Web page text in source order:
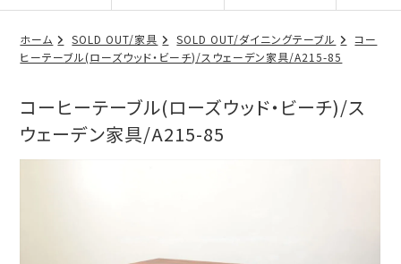
ホーム SOLD OUT/家具 SOLD OUT/ダイニングテーブル
コー
ヒーテーブル(ローズウッド・ビーチ)/スウェーデン家具/A215-85
コーヒーテーブル(ローズウッド・ビーチ)/ス
ウェーデン家具/A215-85